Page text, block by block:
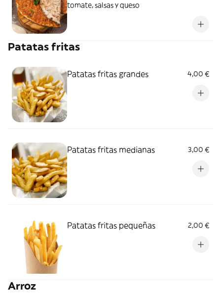
tomate, salsas y queso
Patatas fritas
Patatas fritas grandes 4,00 €
Patatas fritas medianas 3,00 €
Patatas fritas pequeñas 2,00 €
Arroz